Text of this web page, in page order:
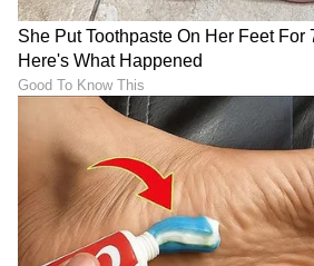
ಶನಿಯ ದೃಷ್ಟಿಯಿಂದ ಜೀವನದಲ್ಲಿ
ತಿರುವು; 6 ರಾಶಿಗಳಿಗೆ ಕೆಲಸ, ಹಣ,
ಅಧಿಕಾರ ಸಿಗಲಿದೆ
ಬಳಿಕ
LATEST VIDEOS
"ರಾಜಕೀಯ ಬೇಡ, ಸಿನಿಮಾನೇ
ಕನಕೋತ್ಸವದಲ್ಲಿ ರಿಷಬ್ ಶೆಟ್ಟಿ |
Shetty speech | Suvarna News